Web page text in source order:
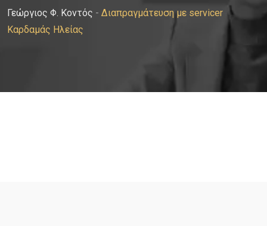
Γεώργιος Φ. Κοντός - Διαπραγμάτευση με servicer
Καρδαμάς Ηλείας